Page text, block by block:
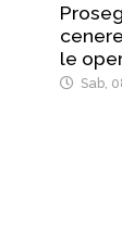
le
Sab,